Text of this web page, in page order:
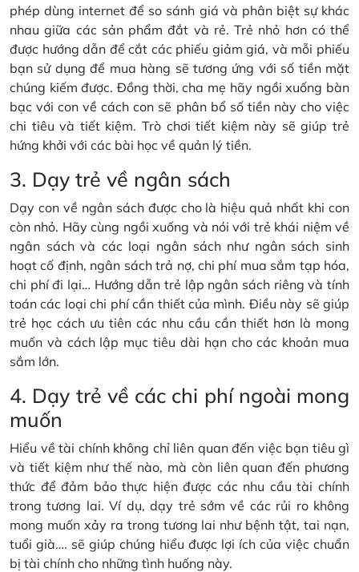
phép dùng internet để so sánh giá và phân biệt sự khác
nhau giữa các sản phẩm đắt và rẻ. Trẻ nhỏ hơn có thể
được hướng dẫn để cắt các phiếu giảm giá, và mỗi phiếu
bạn sử dụng để mua hàng sẽ tương ứng với số tiền mặt
chúng kiếm được. Đồng thời, cha mẹ hãy ngồi xuống bàn
bạc với con về cách con sẽ phân bổ số tiền này cho việc
chi tiêu và tiết kiệm. Trò chơi tiết kiệm này sẽ giúp trẻ
hứng khởi với các bài học về quản lý tiền.
3. Dạy trẻ về ngân sách
Dạy con về ngân sách được cho là hiệu quả nhất khi con
còn nhỏ. Hãy cùng ngồi xuống và nói với trẻ khái niệm về
ngân sách và các loại ngân sách như ngân sách sinh
hoạt cố định, ngân sách trả nợ, chi phí mua sắm tạp hóa,
chi phí đi lại… Hướng dẫn trẻ lập ngân sách riêng và tính
toán các loại chi phí cần thiết của mình. Điều này sẽ giúp
trẻ học cách ưu tiên các nhu cầu cần thiết hơn là mong
muốn và cách lập mục tiêu dài hạn cho các khoản mua
sắm lớn.
4. Dạy trẻ về các chi phí ngoài mong
muốn
Hiểu về tài chính không chỉ liên quan đến việc bạn tiêu gì
và tiết kiệm như thế nào, mà còn liên quan đến phương
thức để đảm bảo thực hiện được các nhu cầu tài chính
trong tương lai. Ví dụ, dạy trẻ sớm về các rủi ro không
mong muốn xảy ra trong tương lai như bệnh tật, tai nạn,
tuổi già…. sẽ giúp chúng hiểu được lợi ích của việc chuẩn
bị tài chính cho những tình huống này.